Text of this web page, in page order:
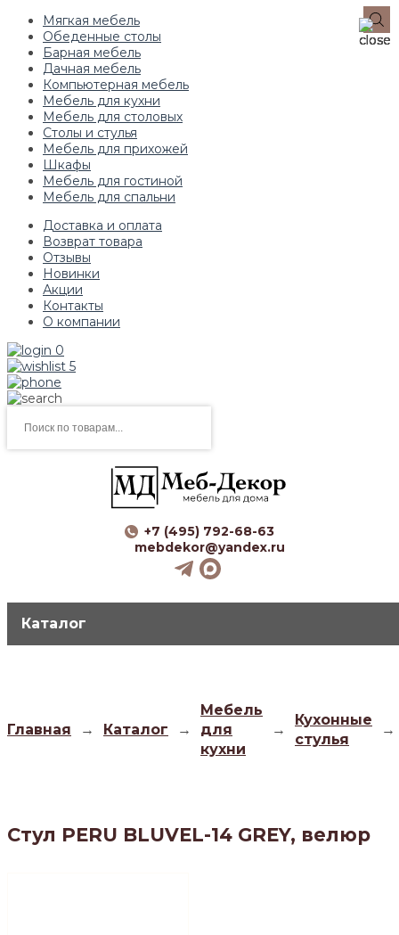
Мягкая мебель
Обеденные столы
Барная мебель
Дачная мебель
Компьютерная мебель
Мебель для кухни
Мебель для столовых
Столы и стулья
Мебель для прихожей
Шкафы
Мебель для гостиной
Мебель для спальни
Доставка и оплата
Возврат товара
Отзывы
Новинки
Акции
Контакты
О компании
0
5
товаров
+7 (495) 792-68-63
mebdekor@yandex.ru
Каталог
Главная → Каталог →
Мебель
для
кухни
→
Кухонные
стулья
→
Стул PERU BLUVEL-14 GREY, велюр